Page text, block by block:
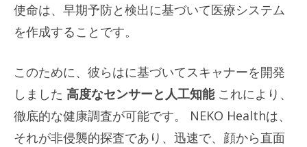
使命は、早期予防と検出に基づいて医療システム
を作成することです。
このために、彼らはに基づいてスキャナーを開発
しました 高度なセンサーと人工知能これにより、
徹底的な健康調査が可能です。 NEKO Healthは、
それが非侵襲的探査であり、迅速で、顔から直面